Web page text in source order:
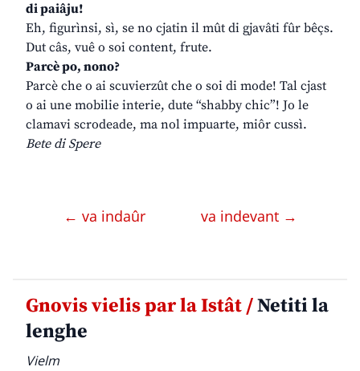
di paiâju!
Eh, figurìnsi, sì, se no cjatin il mût di gjavâti fûr bêçs.
Dut câs, vuê o soi content, frute.
Parcè po, nono?
Parcè che o ai scuvierzût che o soi di mode! Tal cjast
o ai une mobilie interie, dute “shabby chic”! Jo le
clamavi scrodeade, ma nol impuarte, miôr cussì.
Bete di Spere
← va indaûr va indevant →
Gnovis vielis par la Istât /Netiti la
lenghe
Vielm